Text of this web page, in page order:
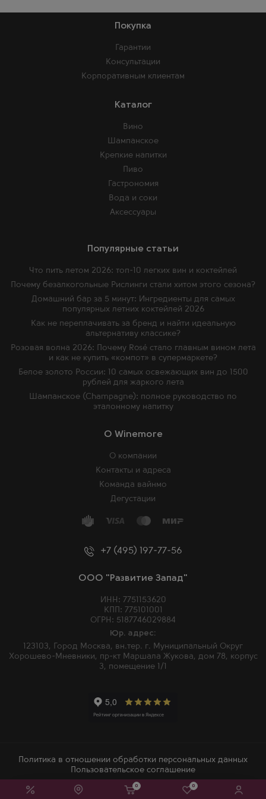
0 0
+7 (495) 197-77-56
ООО "Развитие Запад"
ИНН: 7751153620
КПП: 775101001
ОГРН: 5187746029884
Юр. адрес:
123103, Город Москва, вн.тер. г. Муниципальный Округ
Хорошево-Мневники, пр-кт Маршала Жукова, дом 78, корпус
3, помещение 1/1
O Winemore
О компании
Контакты и адреса
Команда вайнмо
Дегустации
Покупка
Гарантии
Консультации
Корпоративным клиентам
Каталог
Вино
Шампанское
Крепкие напитки
Пиво
Гастрономия
Вода и соки
Аксессуары
Популярные статьи
Что пить летом 2026: топ-10 легких вин и коктейлей
Почему безалкогольные Рислинги стали хитом этого сезона?
Домашний бар за 5 минут: Ингредиенты для самых
популярных летних коктейлей 2026
Как не переплачивать за бренд и найти идеальную
альтернативу классике?
Розовая волна 2026: Почему Rosé стало главным вином лета
и как не купить «компот» в супермаркете?
Белое золото России: 10 самых освежающих вин до 1500
рублей для жаркого лета
Шампанское (Champagne): полное руководство по
эталонному напитку
2026 © Winemore – Магазин алкогольных напитков в Москве
Политика в отношении обработки персональных данных
Пользовательское соглашение